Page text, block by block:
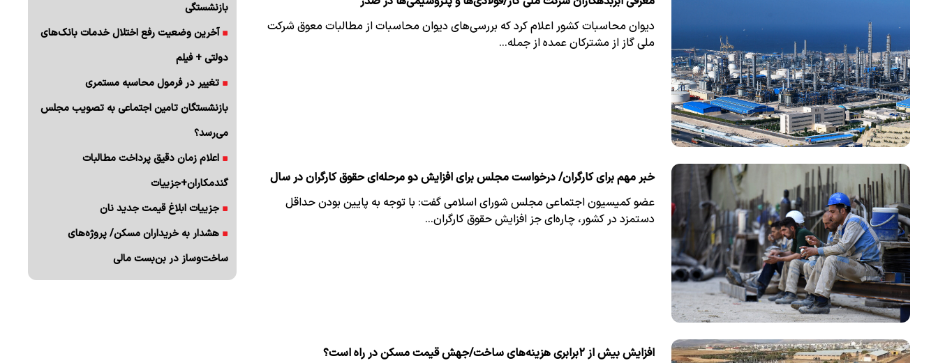
دیوان محاسبات کشور اعلام کرد که بررسی‌های دیوان محاسبات از مطالبات معوق شرکت
ملی گاز از مشترکان عمده از جمله…
خبر مهم برای کارگران/ درخواست مجلس برای افزایش دو مرحله‌ای حقوق کارگران در سال
عضو کمیسیون اجتماعی مجلس شورای اسلامی گفت: با توجه به پایین بودن حداقل
دستمزد در کشور، چاره‌ای جز افزایش حقوق کارگران…
افزایش بیش از ۲برابری هزینه‌های ساخت‌/جهش قیمت مسکن در راه است؟
بازنشستگی
آخرین وضعیت رفع اختلال خدمات بانک‌های
دولتی + فیلم
تغییر در فرمول محاسبه مستمری
بازنشستگان تامین اجتماعی به تصویب مجلس
می‌رسد؟
اعلام زمان دقیق پرداخت مطالبات
گندمکاران+جزییات
جزییات ابلاغ قیمت جدید نان
هشدار به خریداران مسکن/ پروژه‌های
ساخت‌وساز در بن‌بست مالی